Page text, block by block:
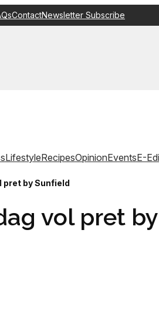
ContactNewsletter Subscribe
LifestyleRecipesOpinionEventsE-
pret by Sunfield
vol pret